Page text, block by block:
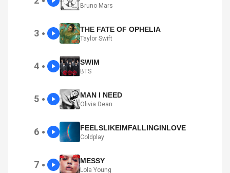
Bruno Mars
3 ● THE FATE OF OPHELIA
Taylor Swift
4 ● SWIM
BTS
5 ● MAN I NEED
Olivia Dean
6 ● FEELSLIKEIMFALLINGINLOVE
Coldplay
7 ● MESSY
Lola Young